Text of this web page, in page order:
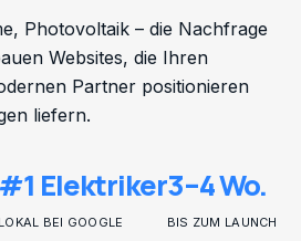
Photovoltaik – die Nachfrage
Websites, die Ihren
Partner positionieren
liefern.
#1 Elektriker
LOKAL BEI GOOGLE
3–4 Wo.
BIS ZUM LAUNCH